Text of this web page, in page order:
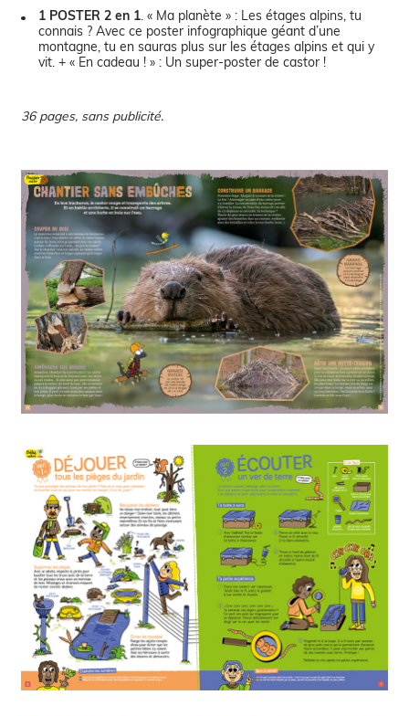
1 POSTER 2 en 1 . « Ma planète » : Les étages alpins, tu
connais ? Avec ce poster infographique géant d’une
montagne, tu en sauras plus sur les étages alpins et qui y
vit. + « En cadeau ! » : Un super-poster de castor !
36 pages, sans publicité.